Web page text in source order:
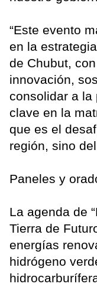
“Este evento
en la
de Chubut,
innovación,
consolidar a la
clave en la
que es el
región, sino
Paneles y
La agenda de
Tierra de
energías
hidrógeno